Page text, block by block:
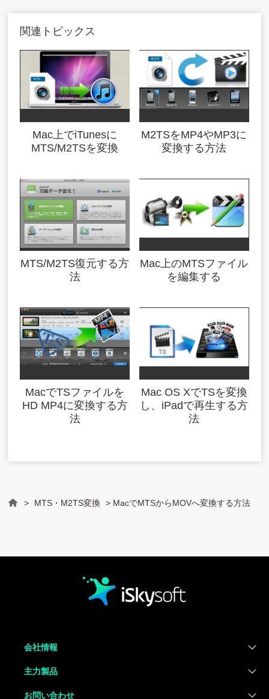
関連トピックス
Mac上でiTunesに
MTS/M2TSを変換
M2TSをMP4やMP3に
変換する方法
MTS/M2TS復元する方
法
Mac上のMTSファイル
を編集する
MacでTSファイルを
HD MP4に変換する方
法
Mac OS XでTSを変換
し、iPadで再生する方
法
> MTS・M2TS変換 > MacでMTSからMOVへ変換する方法
会社情報
主力製品
お問い合わせ